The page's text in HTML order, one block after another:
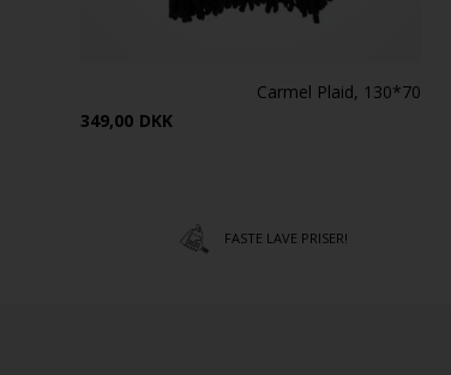
Carmel Plaid, 130*70
349,00 DKK
FASTE LAVE PRISER!